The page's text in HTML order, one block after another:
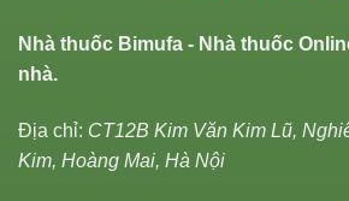
Nhà thuốc Bimufa - Nhà thuốc
nhà.
Địa chỉ: CT12B Kim Văn Kim Lũ,
Kim, Hoàng Mai, Hà Nội